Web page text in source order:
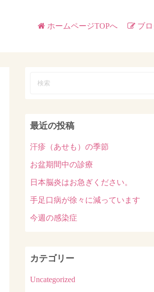
ホームページTOPへ ブ
最近の投稿
汗疹（あせも）の季節
お盆期間中の診療
日本脳炎はお急ぎください。
手足口病が徐々に減っています
今週の感染症
カテゴリー
Uncategorized